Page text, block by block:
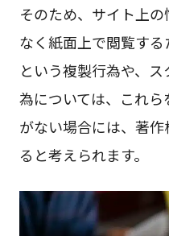
そのため、サイト上
なく紙面上で閲覧す
という複製行為や、
為については、これ
がない場合には、著
ると考えられます。